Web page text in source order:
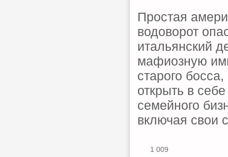
Простая
водоворот
итальянский
мафиозную
старого
открыть в
семейного
включая свои
1 009